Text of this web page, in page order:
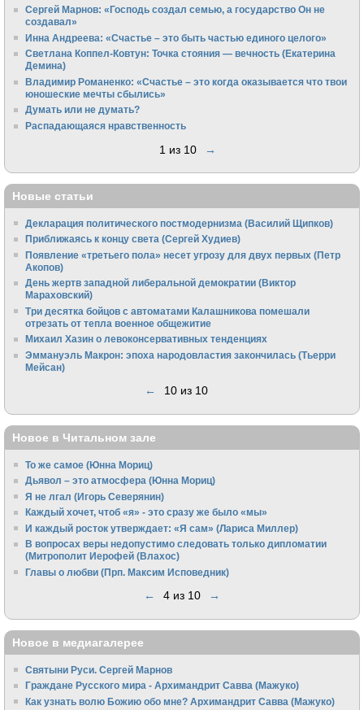
Сергей Марнов: «Господь создал семью, а государство Он не
создавал»
Инна Андреева: «Счастье – это быть частью единого целого»
Светлана Коппел-Ковтун: Точка стояния — вечность (Екатерина
Демина)
Владимир Романенко: «Счастье – это когда оказывается что твои
юношеские мечты сбылись»
Думать или не думать?
Распадающаяся нравственность
1 из 10 →
Новые статьи
Декларация политического постмодернизма (Василий Щипков)
Приближаясь к концу света (Сергей Худиев)
Появление «третьего пола» несет угрозу для двух первых (Петр
Акопов)
День жертв западной либеральной демократии (Виктор
Мараховский)
Три десятка бойцов с автоматами Калашникова помешали
отрезать от тепла военное общежитие
Михаил Хазин о левоконсервативных тенденциях
Эммануэль Макрон: эпоха народовластия закончилась (Тьерри
Мейсан)
← 10 из 10
Новое в Читальном зале
То же самое (Юнна Мориц)
Дьявол – это атмосфера (Юнна Мориц)
Я не лгал (Игорь Северянин)
Каждый хочет, чтоб «я» - это сразу же было «мы»
И каждый росток утверждает: «Я сам» (Лариса Миллер)
В вопросах веры недопустимо следовать только дипломатии
(Митрополит Иерофей (Влахос)
Главы о любви (Прп. Максим Исповедник)
← 4 из 10 →
Новое в медиагалерее
Святыни Руси. Сергей Марнов
Граждане Русского мира - Архимандрит Савва (Мажуко)
Как узнать волю Божию обо мне? Архимандрит Савва (Мажуко)